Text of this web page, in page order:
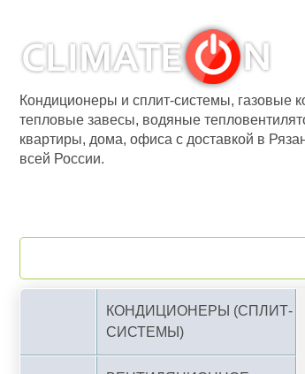
Кондиционеры и сплит-системы, газовые
тепловые завесы, водяные
квартиры, дома, офиса с доставкой в
всей России.
КОНДИЦИОНЕРЫ (СПЛИТ-
СИСТЕМЫ)